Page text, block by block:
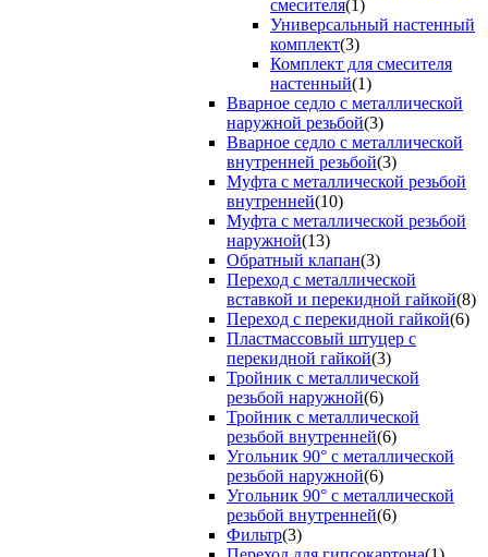
смесителя(1)
Универсальный настенный
комплект(3)
Комплект для смесителя
настенный(1)
Вварное седло с металлической
наружной резьбой(3)
Вварное седло с металлической
внутренней резьбой(3)
Муфта с металлической резьбой
внутренней(10)
Муфта с металлической резьбой
наружной(13)
Обратный клапан(3)
Переход с металлической
вставкой и перекидной гайкой(8)
Переход с перекидной гайкой(6)
Пластмассовый штуцер с
перекидной гайкой(3)
Тройник с металлической
резьбой наружной(6)
Тройник с металлической
резьбой внутренней(6)
Угольник 90° с металлической
резьбой наружной(6)
Угольник 90° с металлической
резьбой внутренней(6)
Фильтр(3)